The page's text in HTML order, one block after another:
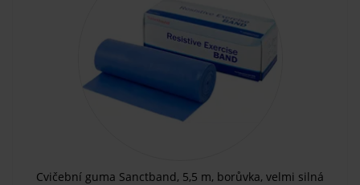
Cvičební guma Sanctband, 5,5 m, borůvka, velmi silná